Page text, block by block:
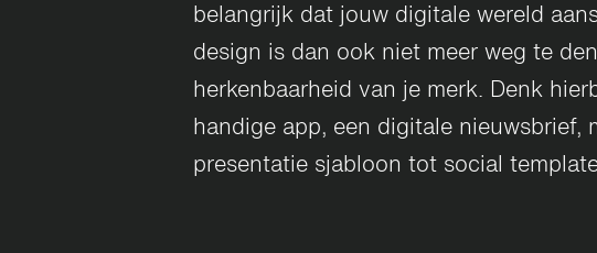
belangrijk dat jouw digitale wereld
design is dan ook niet meer weg te
herkenbaarheid van je merk. Denk
handige app, een digitale nieuwsbrief,
presentatie sjabloon tot social